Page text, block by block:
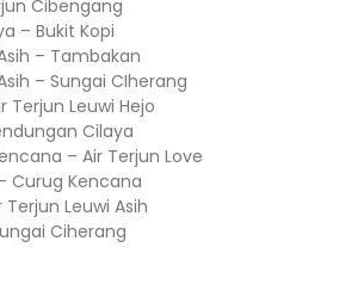
Cibengang
– Bukit Kopi
– Tambakan
– Sungai CIherang
Terjun Leuwi Hejo
Cilaya
– Air Terjun Love
Curug Kencana
Leuwi Asih
Ciherang